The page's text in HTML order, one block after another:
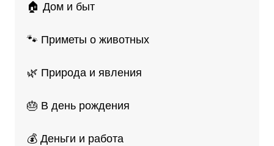
🏠 Дом и быт
🐾 Приметы о животных
🌿 Природа и явления
🎂 В день рождения
💰 Деньги и работа